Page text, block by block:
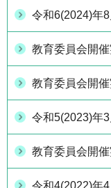
令和6(2024)年
教育委員会開催
教育委員会開催
令和5(2023)年
教育委員会開催